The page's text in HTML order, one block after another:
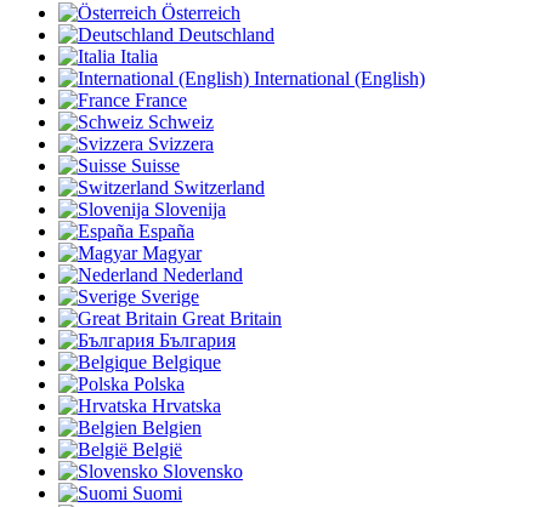
Österreich
Deutschland
Italia
International (English)
France
Schweiz
Svizzera
Suisse
Switzerland
Slovenija
España
Magyar
Nederland
Sverige
Great Britain
България
Belgique
Polska
Hrvatska
Belgien
België
Slovensko
Suomi